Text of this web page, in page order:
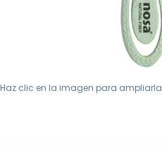
Haz clic en la imagen para ampliarla